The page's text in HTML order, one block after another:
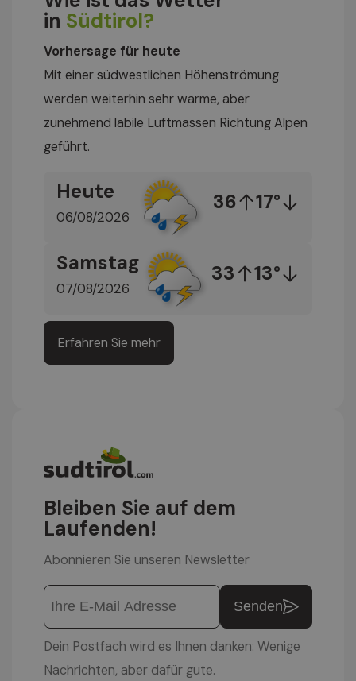
in Südtirol?
Vorhersage für heute
Mit einer südwestlichen Höhenströmung
werden weiterhin sehr warme, aber
zunehmend labile Luftmassen Richtung Alpen
geführt.
Heute
06/08/2026
36 17°
Samstag
07/08/2026
33 13°
Erfahren Sie mehr
Bleiben Sie auf dem
Laufenden!
Abonnieren Sie unseren Newsletter
Senden
Dein Postfach wird es Ihnen danken: Wenige
Nachrichten, aber dafür gute.